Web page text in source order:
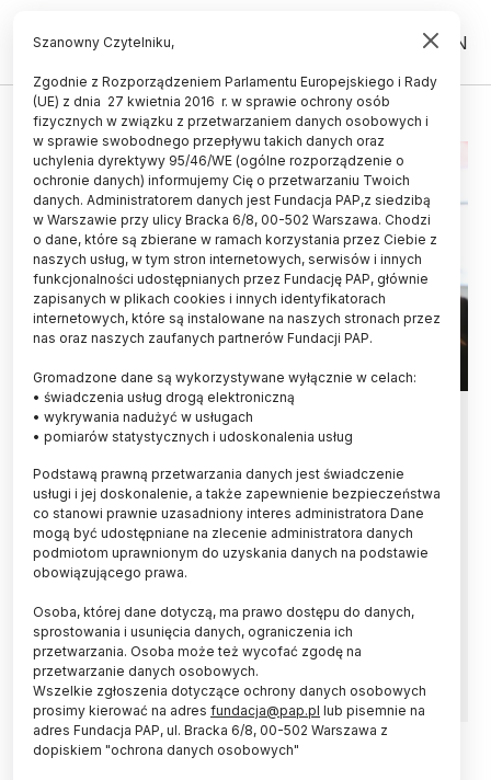
PL EN
STAWY
Naukowcy z Politechniki
Wrocławskiej opracują
biomateriały do leczenia stawów
Naukowcy z Politechniki Wrocławskiej, innych
polskich uczelni oraz ośrodków w Słowenii i
Kanadzie opracują biomateriały do regeneracji
wartości ponad 1,4 mln euro współfinasowany
jest przez NCBR oraz kanadyjskiej i słoweńskie
instytucje.
Szanowny Czytelniku,
Zgodnie z Rozporządzeniem Parlamentu Europejskiego i Rady
(UE) z dnia 27 kwietnia 2016 r. w sprawie ochrony osób
fizycznych w związku z przetwarzaniem danych osobowych i
w sprawie swobodnego przepływu takich danych oraz
uchylenia dyrektywy 95/46/WE (ogólne rozporządzenie o
ochronie danych) informujemy Cię o przetwarzaniu Twoich
danych. Administratorem danych jest Fundacja PAP,z siedzibą
w Warszawie przy ulicy Bracka 6/8, 00-502 Warszawa. Chodzi
o dane, które są zbierane w ramach korzystania przez Ciebie z
naszych usług, w tym stron internetowych, serwisów i innych
funkcjonalności udostępnianych przez Fundację PAP, głównie
zapisanych w plikach cookies i innych identyfikatorach
internetowych, które są instalowane na naszych stronach przez
nas oraz naszych zaufanych partnerów Fundacji PAP.
Gromadzone dane są wykorzystywane wyłącznie w celach:
• świadczenia usług drogą elektroniczną
• wykrywania nadużyć w usługach
• pomiarów statystycznych i udoskonalenia usług
Podstawą prawną przetwarzania danych jest świadczenie
usługi i jej doskonalenie, a także zapewnienie bezpieczeństwa
co stanowi prawnie uzasadniony interes administratora Dane
mogą być udostępniane na zlecenie administratora danych
podmiotom uprawnionym do uzyskania danych na podstawie
obowiązującego prawa.
Osoba, której dane dotyczą, ma prawo dostępu do danych,
sprostowania i usunięcia danych, ograniczenia ich
przetwarzania. Osoba może też wycofać zgodę na
przetwarzanie danych osobowych.
Wszelkie zgłoszenia dotyczące ochrony danych osobowych
prosimy kierować na adres fundacja@pap.pl lub pisemnie na
adres Fundacja PAP, ul. Bracka 6/8, 00-502 Warszawa z
dopiskiem "ochrona danych osobowych"